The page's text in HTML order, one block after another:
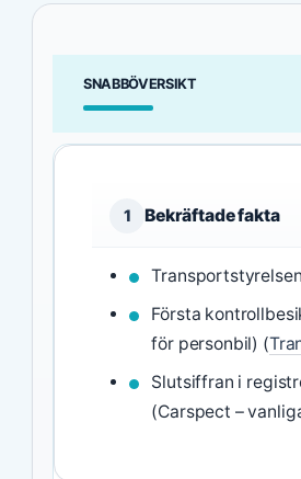
SNABBÖVERSIKT
1 Bekräftade fakta
Första
för personbil) (
Slutsiffran i
(Carspect –